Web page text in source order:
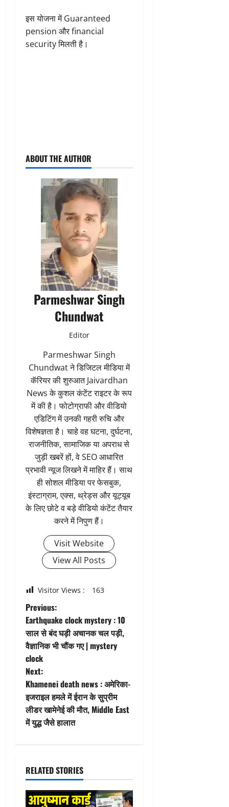
इस योजना में Guaranteed
pension और financial
security मिलती है।
ABOUT THE AUTHOR
Parmeshwar Singh
Chundwat
Editor
Parmeshwar Singh
Chundwat ने डिजिटल मीडिया में
कॅरियर की शुरुआत Jaivardhan
News के कुशल कंटेंट राइटर के रूप
में की है। फोटोग्राफी और वीडियो
एडिटिंग में उनकी गहरी रुचि और
विशेषज्ञता है। चाहे वह घटना, दुर्घटना,
राजनीतिक, सामाजिक या अपराध से
जुड़ी खबरें हों, वे SEO आधारित
प्रभावी न्यूज लिखने में माहिर हैं। साथ
ही सोशल मीडिया पर फेसबुक,
इंस्टाग्राम, एक्स, थ्रेड्स और यूट्यूब
के लिए छोटे व बड़े वीडियो कंटेंट तैयार
करने में निपुण हैं।
Visit Website
View All Posts
Visitor Views : 163
P
o
s
t
n
a
i
g
Previous:
Earthquake clock mystery : 10
साल से बंद घड़ी अचानक चल पड़ी,
वैज्ञानिक भी चौंक गए | mystery
clock
Next:
Khamenei death news : अमेरिका-
इजराइल हमले में ईरान के सुप्रीम
लीडर खामेनेई की मौत, Middle East
में युद्ध जैसे हालात
RELATED STORIES